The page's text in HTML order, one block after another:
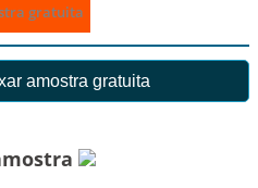
gratuita
amostra gratuita